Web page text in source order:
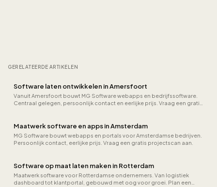
GERELATEERDE ARTIKELEN
Software laten ontwikkelen in Amersfoort
Vanuit Amersfoort bouwt MG Software webapps en bedrijfssoftware.
Centraal gelegen, persoonlijk contact en eerlijke prijs. Vraag een gratis
Maatwerk software en apps in Amsterdam
MG Software bouwt webapps en portals voor Amsterdamse bedrijven.
Persoonlijk contact, eerlijke prijs. Vraag een gratis projectscan aan.
Software op maat laten maken in Rotterdam
Maatwerk software voor Rotterdamse ondernemers. Van logistiek
dashboard tot klantportal, gebouwd met oog voor groei. Plan een